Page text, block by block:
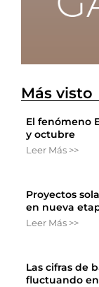
Más visto
El fenómeno
y octubre
Leer Más >>
Proyectos
en nueva
Leer Más >>
Las cifras de
fluctuando